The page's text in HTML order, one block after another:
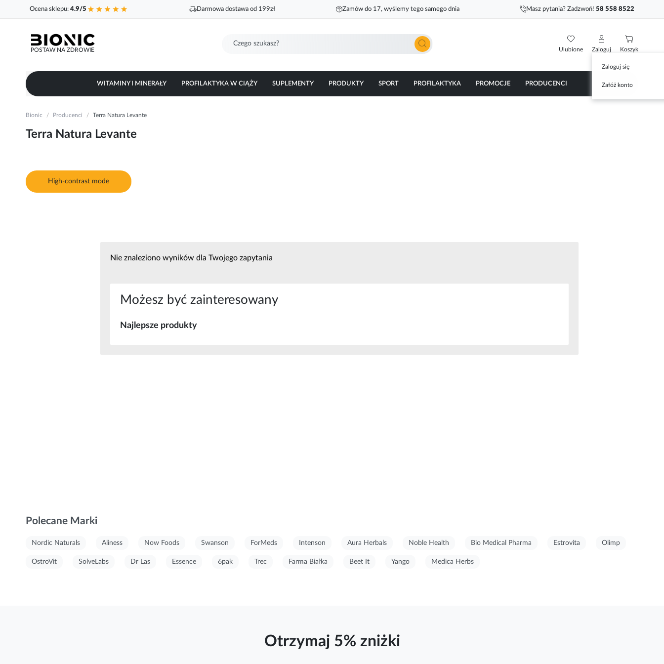
Ocena sklepu: 4.9/5 Darmowa dostawa od 199zł Zamów do 17, wyślemy tego samego dnia Masz pytania? Zadzwoń! 58 558 8522
POSTAW NA ZDROWIE
Szukaj
Ulubione
Zaloguj
Zaloguj się
Załóż konto
Koszyk
WITAMINY I MINERAŁY PROFILAKTYKA W CIĄŻY SUPLEMENTY PRODUKTY SPORT PROFILAKTYKA PROMOCJE PRODUCENCI
Bionic Producenci Terra Natura Levante
Terra Natura Levante
High-contrast mode
Nie znaleziono wyników dla Twojego zapytania
Możesz być zainteresowany
Najlepsze produkty
Polecane Marki
Nordic Naturals Aliness Now Foods Swanson ForMeds Intenson Aura Herbals Noble Health Bio Medical Pharma Estrovita Olimp
OstroVit SolveLabs Dr Las Essence 6pak Trec Farma Białka Beet It Yango Medica Herbs
Otrzymaj 5% zniżki